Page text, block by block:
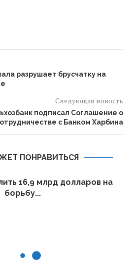
разрушает брусчатку на
Следующая новость
подписал Соглашение о
с Банком Харбина
ПОНРАВИТЬСЯ
16,9 млрд долларов на
борьбу...